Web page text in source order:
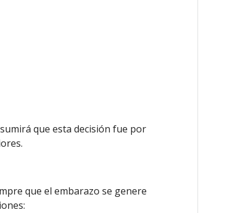
que esta decisión fue por
que el embarazo se genere